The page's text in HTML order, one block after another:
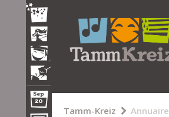
Tamm-Kreiz Annuaire